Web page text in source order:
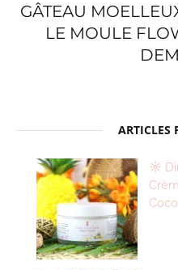
GÂTEAU
LE MOULE
ARTICLES
☼